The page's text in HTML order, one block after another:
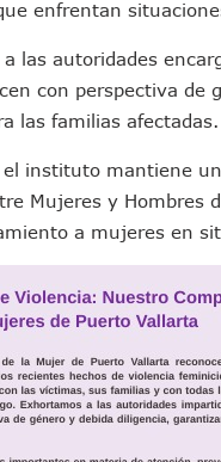
Ra Aguilar Acompaña A
Oleaje Y Riesgo Por
“Kato” Supera El Abandono
México Necesitaba 600 Mil
Poderoso Terremoto
Munguía Es El Sexto Mejor
ATM Incorpora 20 Nuevos
Avenida Federación En
Caída De “El Mencho”
Mercado Vallarta Incluye
Morenistas Imparten Taller
CEDHJ Señala Violaciones
enfrentan
las autoridades
con perspectiva de
las familias afectadas.
instituto mantiene
Mujeres y Hombres
a mujeres en